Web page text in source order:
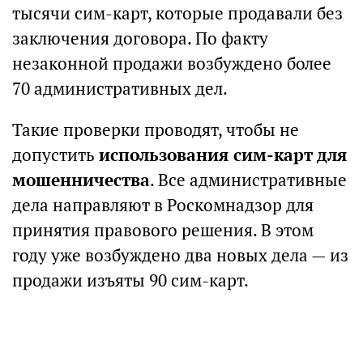
тысячи сим-карт, которые продавали без
заключения договора. По факту
незаконной продажи возбуждено более
70 административных дел.
Такие проверки проводят, чтобы не
допустить использования сим-карт для
мошенничества. Все административные
дела направляют в Роскомнадзор для
принятия правового решения. В этом
году уже возбуждено два новых дела — из
продажи изъяты 90 сим-карт.